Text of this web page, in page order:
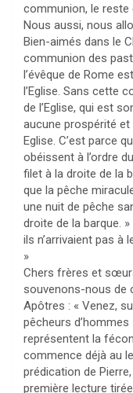
communion, le reste
Nous aussi, nous
Bien-aimés dans le
communion des
l’évêque de Rome
l’Eglise. Sans cette
de l’Eglise, qui est
aucune prospérité et
Eglise. C’est parce
obéissent à l’ordre
filet à la droite de la
que la pêche
une nuit de pêche
droite de la barque.
ils n’arrivaient pas à
»
Chers frères et
souvenons-nous de
Apôtres : « Venez,
pêcheurs
représentent la
commence déjà au
prédication de
première lecture